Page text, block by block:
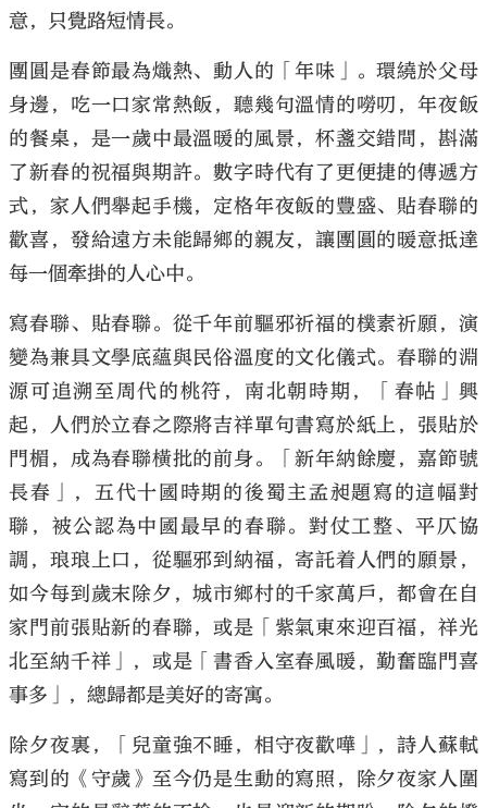
意，只覺路短情長。
團圓是春節最為熾熱、動人的「年味」。環繞於父母
身邊，吃一口家常熱飯，聽幾句溫情的嘮叨，年夜飯
的餐桌，是一歲中最溫暖的風景，杯盞交錯間，斟滿
了新春的祝福與期許。數字時代有了更便捷的傳遞方
式，家人們舉起手機，定格年夜飯的豐盛、貼春聯的
歡喜，發給遠方未能歸鄉的親友，讓團圓的暖意抵達
每一個牽掛的人心中。
寫春聯、貼春聯。從千年前驅邪祈福的樸素祈願，演
變為兼具文學底蘊與民俗溫度的文化儀式。春聯的淵
源可追溯至周代的桃符，南北朝時期，「春帖」興
起，人們於立春之際將吉祥單句書寫於紙上，張貼於
門楣，成為春聯橫批的前身。「新年納餘慶，嘉節號
長春」，五代十國時期的後蜀主孟昶題寫的這幅對
聯，被公認為中國最早的春聯。對仗工整、平仄協
調，琅琅上口，從驅邪到納福，寄託着人們的願景，
如今每到歲末除夕，城市鄉村的千家萬戶，都會在自
家門前張貼新的春聯，或是「紫氣東來迎百福，祥光
北至納千祥」，或是「書香入室春風暖，勤奮臨門喜
事多」，總歸都是美好的寄寓。
除夕夜裏，「兒童強不睡，相守夜歡嘩」，詩人蘇軾
寫到的《守歲》至今仍是生動的寫照，除夕夜家人圍